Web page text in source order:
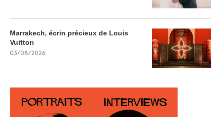
Marrakech, écrin précieux de Louis
Vuitton
03/08/2026